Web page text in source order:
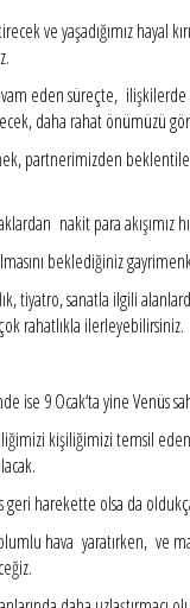
ve yaşadığımız hayal
eden süreçte,
daha rahat önümüzü
partnerimizden
nakit para akışımız
beklediğiniz
tiyatro, sanatla ilgili
rahatlıkla ilerleyebilirsiniz.
ise 9 Ocak‘ta yine Venüs
kişiliğimizi temsil
geri harekette olsa da
hava yaratırken, ve